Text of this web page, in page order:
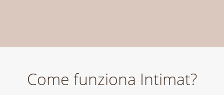
Come funziona Intimat?